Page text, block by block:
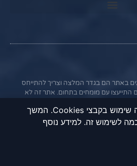
באתר הם בגדר המלצה וצריך להתייחס
התייעצו עם מומחים בתחום. אתר זה לא
מקיף על אפשרויות קבלת הלוואות, הצעות
וחברות פרטיות המתמחות במימון רכבים.
להשוות בין הצעות שונות ולקבל אותן
השונות, והמידע נמסר כשירות
לידיעתך, באתר זה נעשה שימוש בקבצי Cookies. המשך
לשימוש זה. למידע נוסף